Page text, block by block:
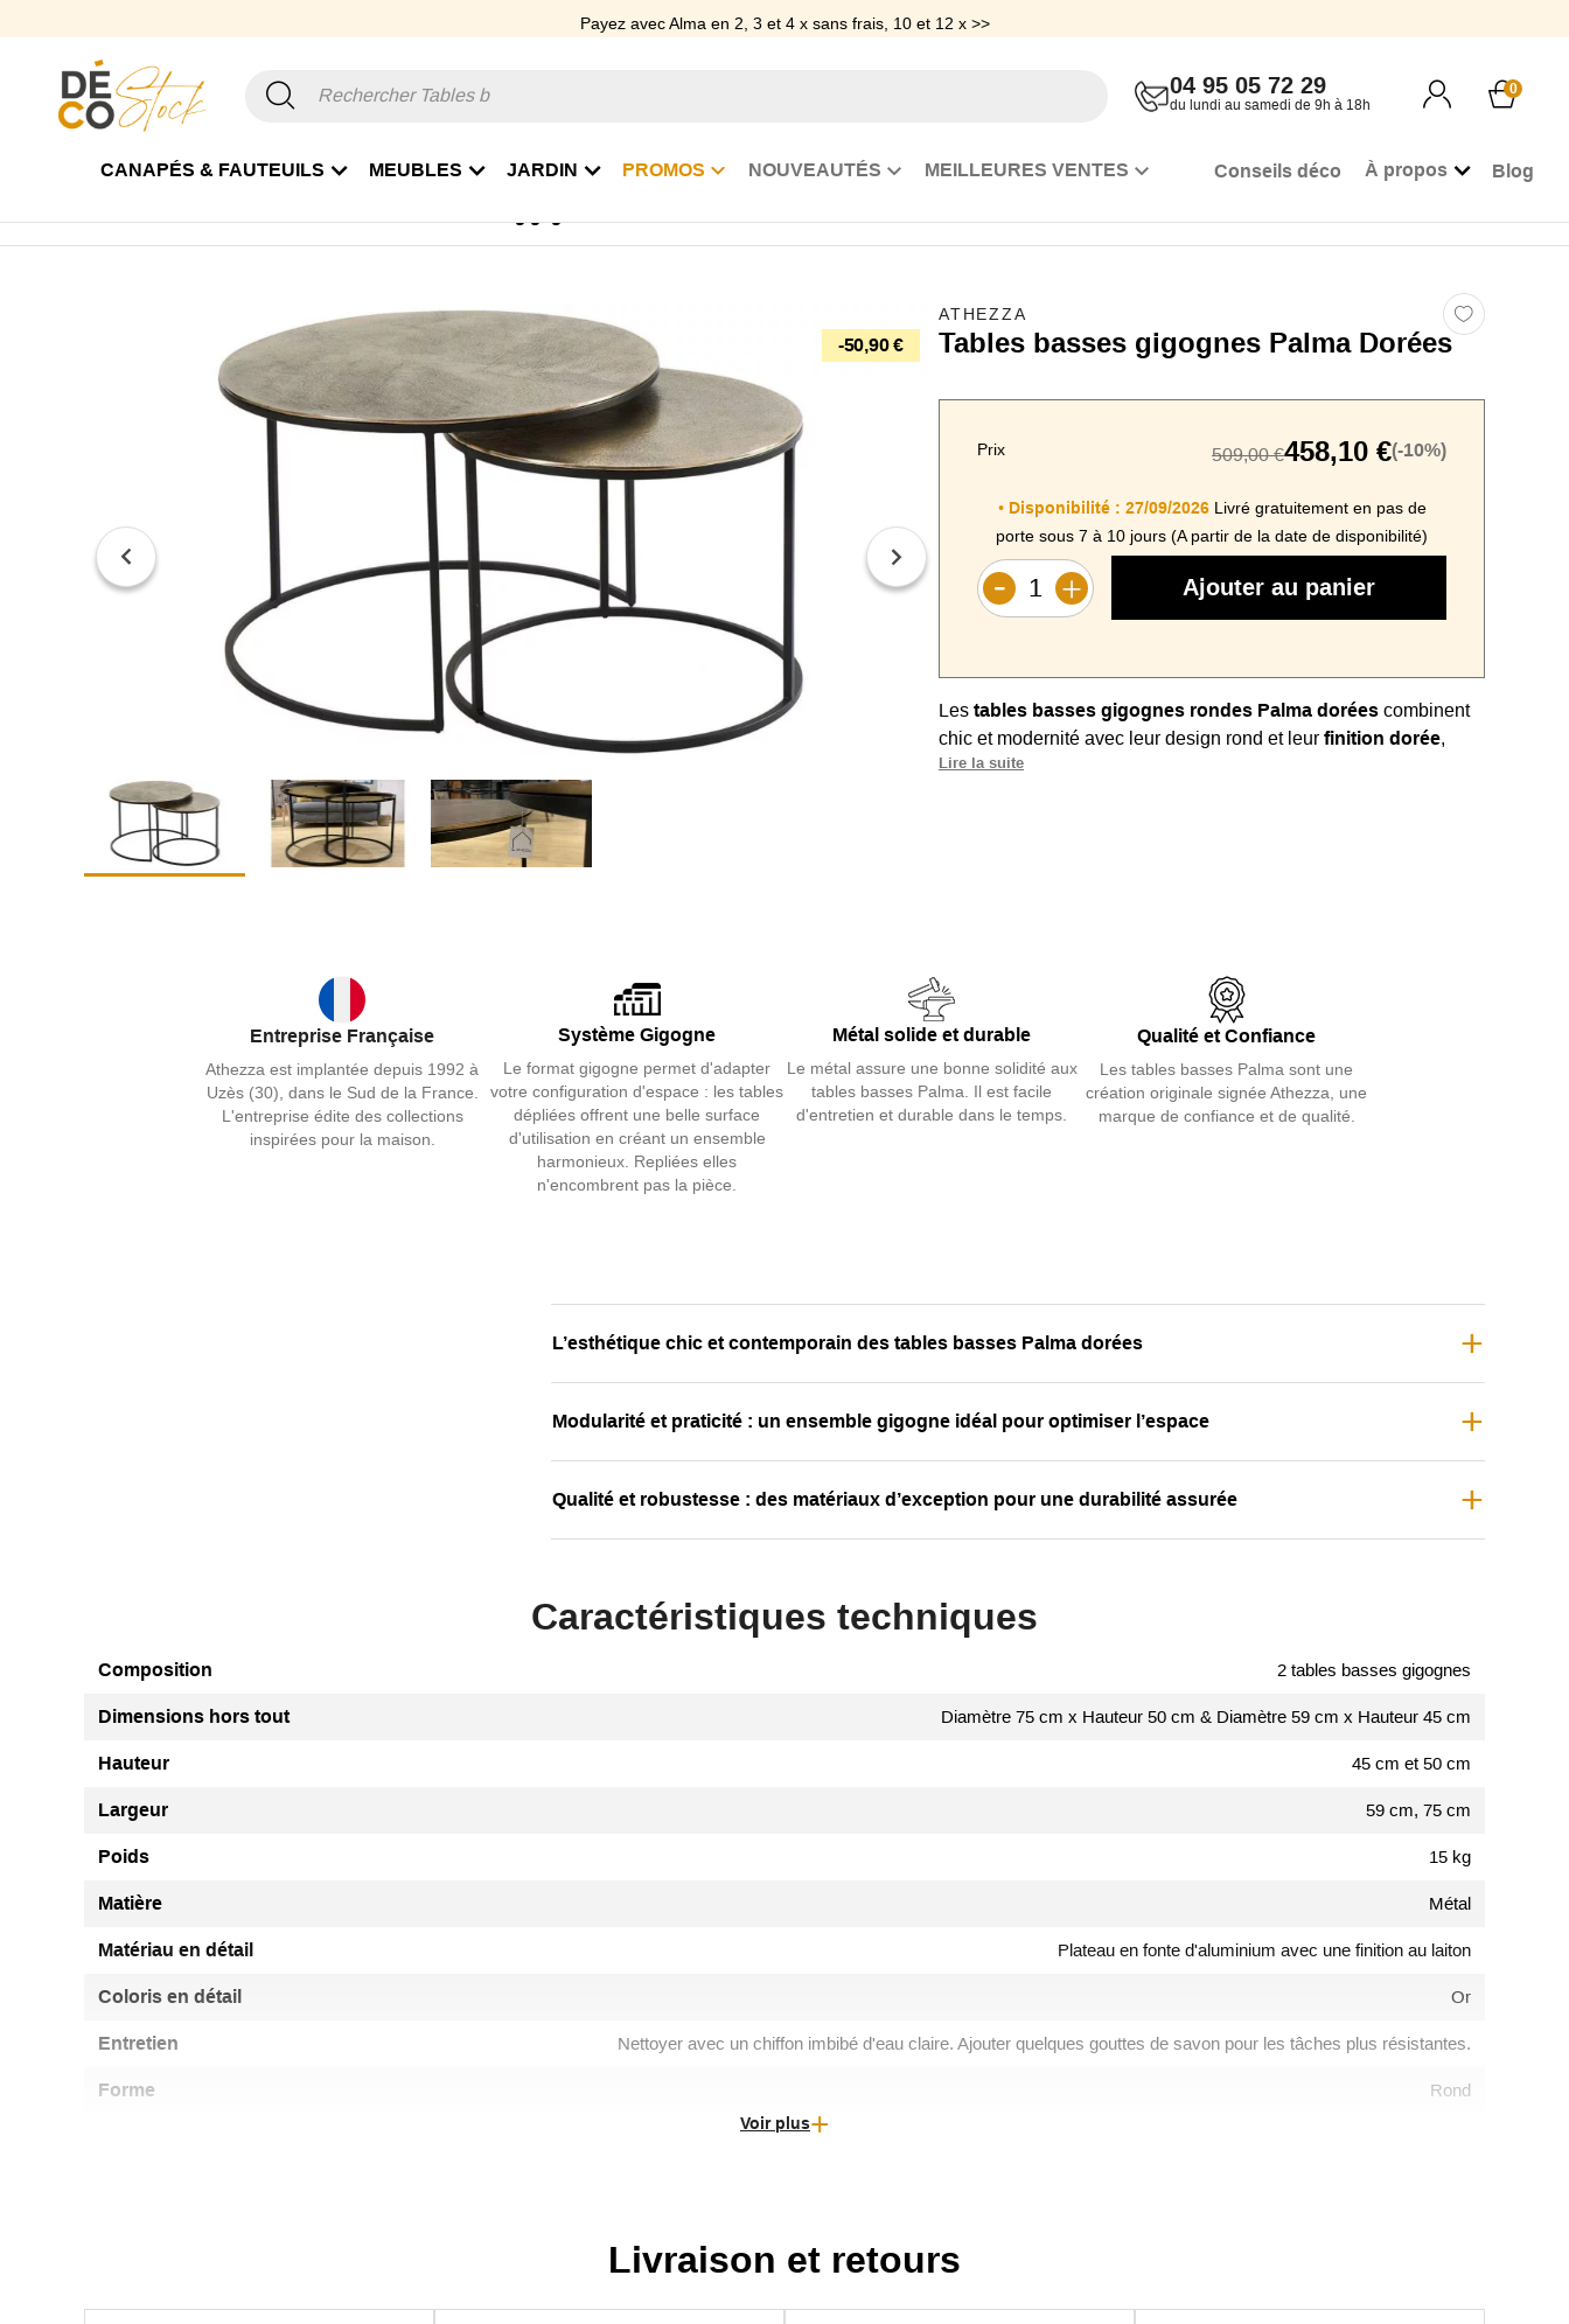
CANAPÉS & FAUTEUILS MEUBLES JARDIN PROMOS NOUVEAUTÉS MEILLEURES VENTES Conseils déco À propos Blog
04 95 05 72 29
du lundi au samedi de 9h à 18h
0
-50,90 €
ATHEZZA
Tables basses gigognes Palma Dorées
Prix 509,00 €458,10 €(-10%)
• Disponibilité : 27/09/2026 Livré gratuitement en pas de
porte sous 7 à 10 jours (A partir de la date de disponibilité)
Ajouter au panier
Les tables basses gigognes rondes Palma dorées combinent
chic et modernité avec leur design rond et leur finition dorée,
contrastée par une
Le duo Palma est parfait pour ajouter une touche sophistiquée et
fonctionnelle à tout intérieur, tout en étant
Lire la suite
Entreprise Française
Athezza est implantée depuis 1992 à
Uzès (30), dans le Sud de la France.
L'entreprise édite des collections
inspirées pour la maison.
Système Gigogne
Le format gigogne permet d'adapter
votre configuration d'espace : les tables
dépliées offrent une belle surface
d'utilisation en créant un ensemble
harmonieux. Repliées elles
n'encombrent pas la pièce.
Métal solide et durable
Le métal assure une bonne solidité aux
tables basses Palma. Il est facile
d'entretien et durable dans le temps.
Qualité et Confiance
Les tables basses Palma sont une
création originale signée Athezza, une
marque de confiance et de qualité.
L’esthétique chic et contemporain des tables basses Palma dorées
Modularité et praticité : un ensemble gigogne idéal pour optimiser l’espace
Qualité et robustesse : des matériaux d’exception pour une durabilité assurée
Caractéristiques techniques
Composition 2 tables basses gigognes
Dimensions hors tout Diamètre 75 cm x Hauteur 50 cm & Diamètre 59 cm x Hauteur 45 cm
Hauteur 45 cm et 50 cm
Largeur 59 cm, 75 cm
Poids 15 kg
Matière Métal
Matériau en détail Plateau en fonte d'aluminium avec une finition au laiton
Coloris en détail Or
Entretien Nettoyer avec un chiffon imbibé d'eau claire. Ajouter quelques gouttes de savon pour les tâches plus résistantes.
Forme Rond
Voir plus
Livraison et retours